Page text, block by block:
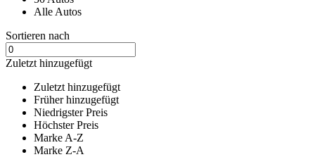
Alle Autos
Sortieren nach
Zuletzt hinzugefügt
Zuletzt hinzugefügt
Früher hinzugefügt
Niedrigster Preis
Höchster Preis
Marke A-Z
Marke Z-A